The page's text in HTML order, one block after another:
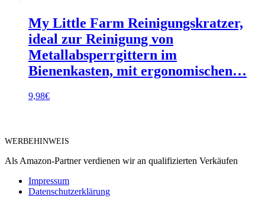
My Little Farm Reinigungskratzer,
ideal zur Reinigung von
Metallabsperrgittern im
Bienenkasten, mit ergonomischen…
9,98€
WERBEHINWEIS
Als Amazon-Partner verdienen wir an qualifizierten Verkäufen
Impressum
Datenschutzerklärung